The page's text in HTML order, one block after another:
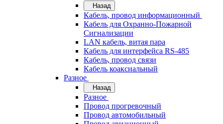
Назад
Кабель, провод информационный
Кабель для Охранно-Пожарной
Сигнализации
LAN кабель, витая пара
Кабель для интерфейса RS-485
Кабель, провод связи
Кабель коаксиальный
Разное
Назад
Разное
Провод прогревочный
Провод автомобильный